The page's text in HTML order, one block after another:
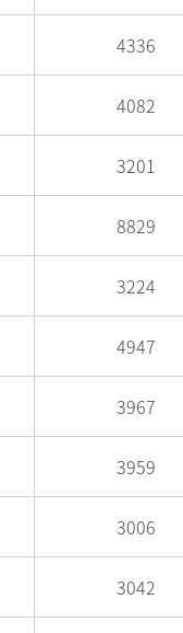
4336
4082
3201
8829
3224
4947
3967
3959
3006
3042